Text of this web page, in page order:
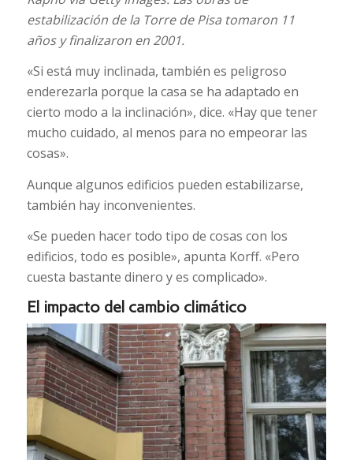
estabilización de la Torre de Pisa tomaron 11
años y finalizaron en 2001.
«Si está muy inclinada, también es peligroso
enderezarla porque la casa se ha adaptado en
cierto modo a la inclinación», dice. «Hay que tener
mucho cuidado, al menos para no empeorar las
cosas».
Aunque algunos edificios pueden estabilizarse,
también hay inconvenientes.
«Se pueden hacer todo tipo de cosas con los
edificios, todo es posible», apunta Korff. «Pero
cuesta bastante dinero y es complicado».
El impacto del cambio climático